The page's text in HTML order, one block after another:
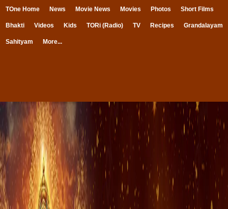
TOne Home News Movie News Movies Photos Short Films
Bhakti Videos Kids TORi (Radio) TV Recipes Grandalayam
Sahityam More...